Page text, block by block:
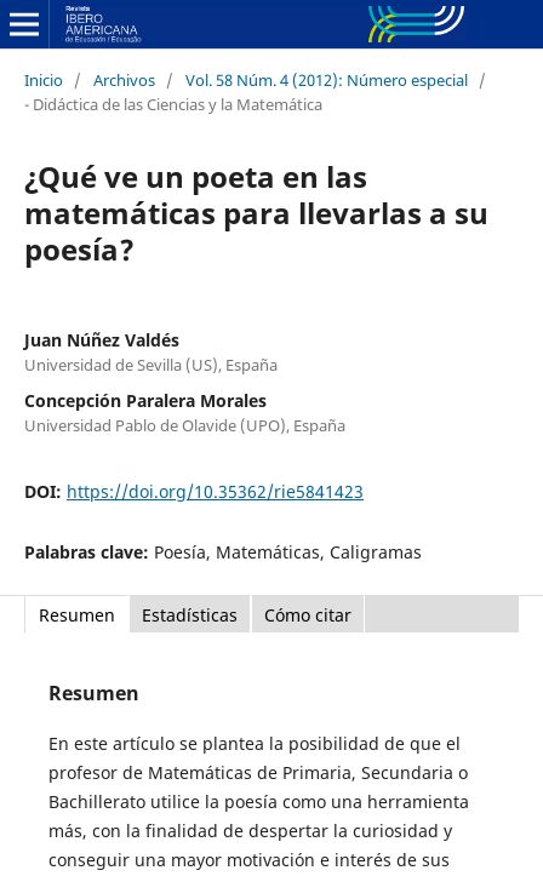
Inicio / Archivos / Vol. 58 Núm. 4 (2012): Número especial /
- Didáctica de las Ciencias y la Matemática
¿Qué ve un poeta en las
matemáticas para llevarlas a su
poesía?
Juan Núñez Valdés
Universidad de Sevilla (US), España
Concepción Paralera Morales
Universidad Pablo de Olavide (UPO), España
DOI: https://doi.org/10.35362/rie5841423
Palabras clave: Poesía, Matemáticas, Caligramas
Resumen Estadísticas Cómo citar
Resumen
En este artículo se plantea la posibilidad de que el
profesor de Matemáticas de Primaria, Secundaria o
Bachillerato utilice la poesía como una herramienta
más, con la finalidad de despertar la curiosidad y
conseguir una mayor motivación e interés de sus